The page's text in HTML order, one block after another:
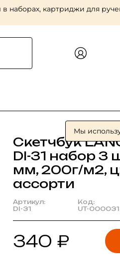
наборах, картриджи для
Скетчбук
DI-31 набор 3
мм, 200г/м2,
ассорти
Артикул:
DI-31
Код:
UT-
340 ₽
Мы